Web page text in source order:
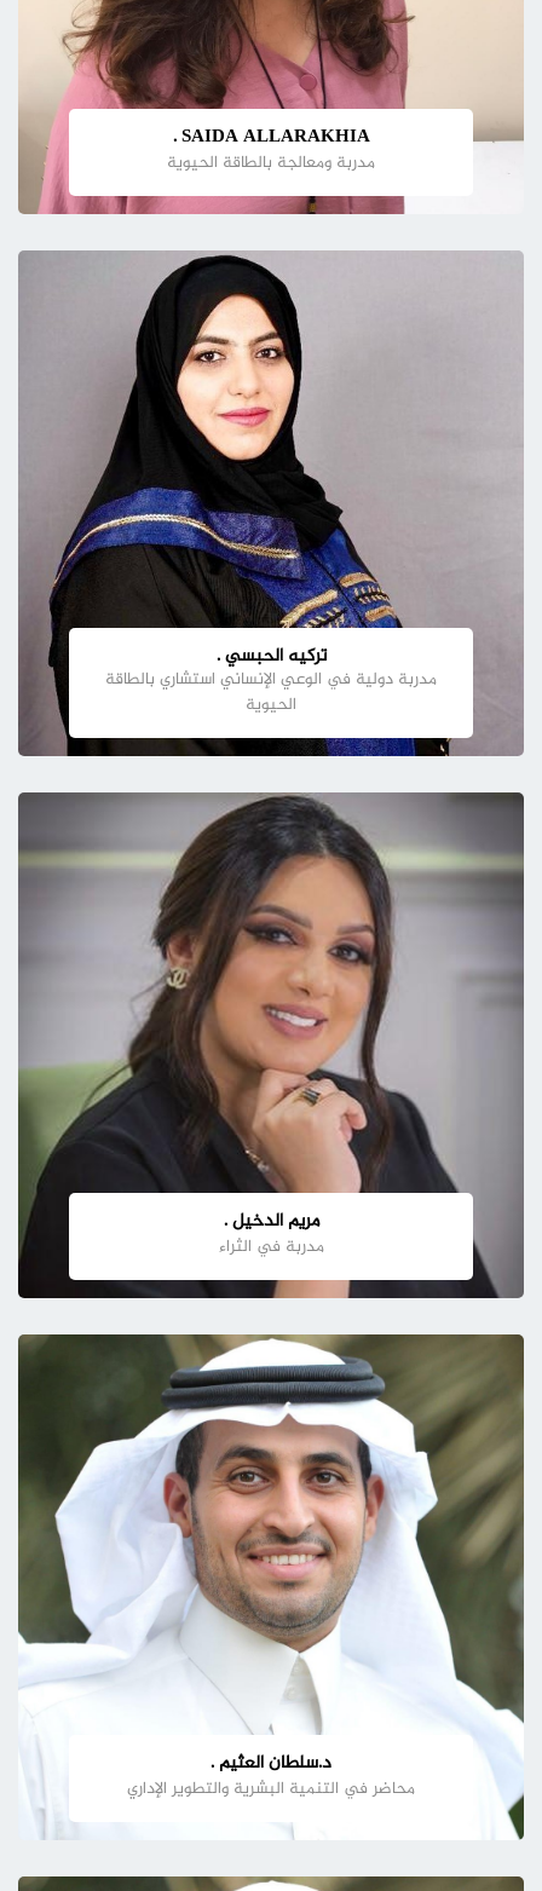
SAIDA ALLARAKHIA .
مدربة ومعالجة بالطاقة الحيوية
تركيه الحبسي .
مدربة دولية في الوعي الإنساني استشاري بالطاقة
الحيوية
مريم الدخيل .
مدربة في الثراء
د.سلطان العثيم .
محاضر في التنمية البشرية والتطوير الإداري